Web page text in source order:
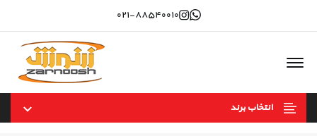
whatsapp
Instagram
۰۲۱-۸۸۵۴۰۰۱۰
انتخاب برند